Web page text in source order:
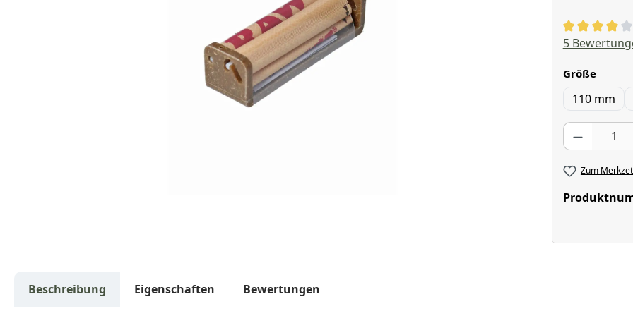
5
Größe
110 mm
Produkt
Zum
Beschreibung Eigenschaften Bewertungen